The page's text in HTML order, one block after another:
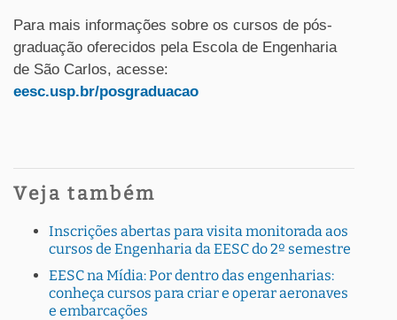
Para mais informações sobre os cursos de pós-
graduação oferecidos pela Escola de Engenharia
de São Carlos, acesse:
eesc.usp.br/posgraduacao
Veja também
Inscrições abertas para visita monitorada aos
cursos de Engenharia da EESC do 2º semestre
EESC na Mídia: Por dentro das engenharias:
conheça cursos para criar e operar aeronaves
e embarcações